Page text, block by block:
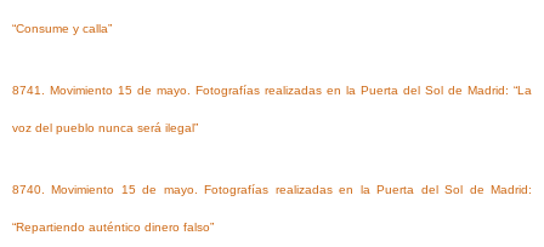
“Consume y calla”
8741. Movimiento 15 de mayo. Fotografías realizadas en la Puerta del Sol de Madrid: “La
voz del pueblo nunca será ilegal”
8740. Movimiento 15 de mayo. Fotografías realizadas en la Puerta del Sol de Madrid:
“Repartiendo auténtico dinero falso”